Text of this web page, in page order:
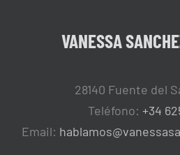
VANESSA
28140 Fuente del
Teléfono: +34
Email: